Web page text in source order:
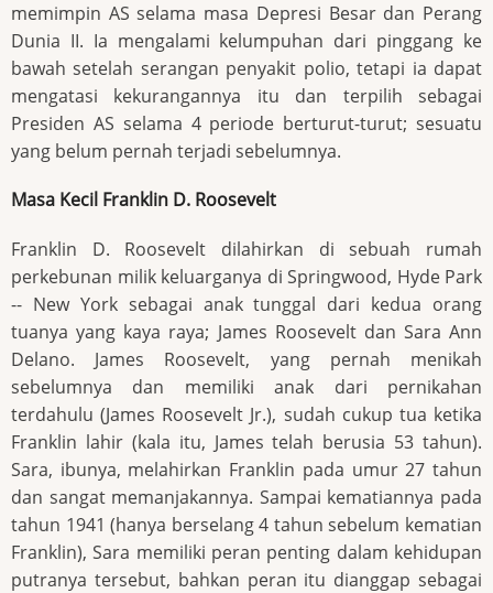
memimpin AS selama masa Depresi Besar dan Perang
Dunia II. Ia mengalami kelumpuhan dari pinggang ke
bawah setelah serangan penyakit polio, tetapi ia dapat
mengatasi kekurangannya itu dan terpilih sebagai
Presiden AS selama 4 periode berturut-turut; sesuatu
yang belum pernah terjadi sebelumnya.
Masa Kecil Franklin D. Roosevelt
Franklin D. Roosevelt dilahirkan di sebuah rumah
perkebunan milik keluarganya di Springwood, Hyde Park
-- New York sebagai anak tunggal dari kedua orang
tuanya yang kaya raya; James Roosevelt dan Sara Ann
Delano. James Roosevelt, yang pernah menikah
sebelumnya dan memiliki anak dari pernikahan
terdahulu (James Roosevelt Jr.), sudah cukup tua ketika
Franklin lahir (kala itu, James telah berusia 53 tahun).
Sara, ibunya, melahirkan Franklin pada umur 27 tahun
dan sangat memanjakannya. Sampai kematiannya pada
tahun 1941 (hanya berselang 4 tahun sebelum kematian
Franklin), Sara memiliki peran penting dalam kehidupan
putranya tersebut, bahkan peran itu dianggap sebagai